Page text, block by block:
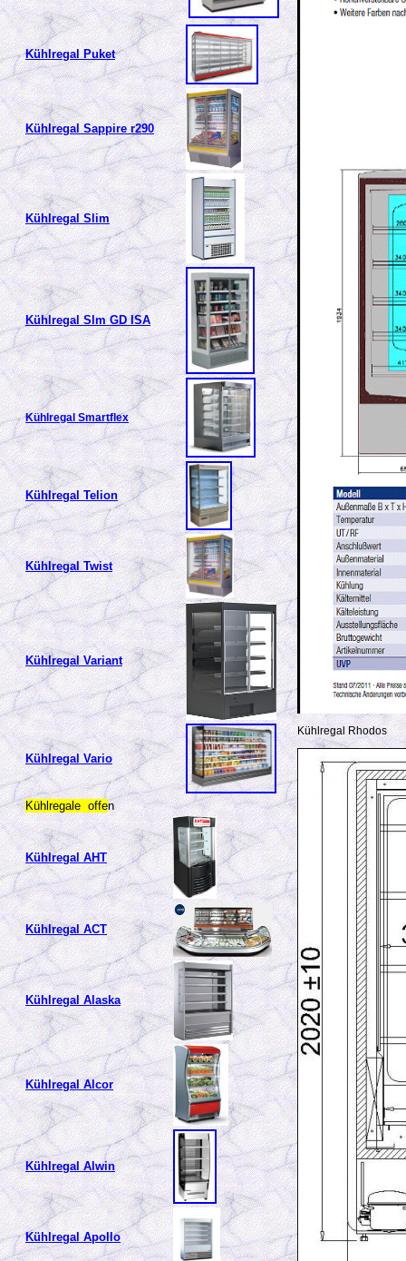
Kühlregal Puket
Kühlregal Sappire r290
Kühlregal Slim
Kühlregal Slm GD ISA
Kühlregal Smartflex
Kühlregal Telion
Kühlregal Twist
Kühlregal Variant
Kühlregal Vario
Kühlregale offen
Kühlregal AHT
Kühlregal ACT
Kühlregal Alaska
Kühlregal Alcor
Kühlregal Alwin
Kühlregal Apollo
Kühlregal Rhodos